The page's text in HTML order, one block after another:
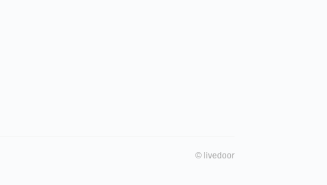
© livedoor